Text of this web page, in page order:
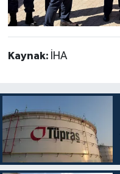
Kaynak: İHA